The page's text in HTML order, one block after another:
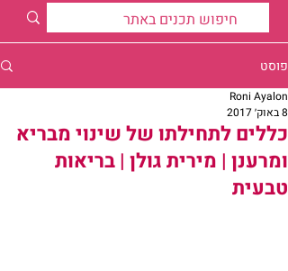
פוסט
כללים לתחילתו של שינוי מבריא
ומרענן | מירית גולן | בריאות
טבעית
Roni Ayalon
8 באוק׳ 2017